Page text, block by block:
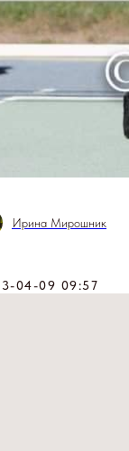
Ирина Мирошник
04-09 09:57